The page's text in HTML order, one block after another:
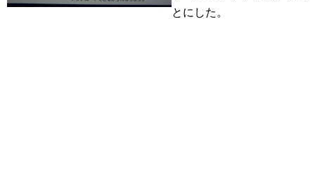
とにした。